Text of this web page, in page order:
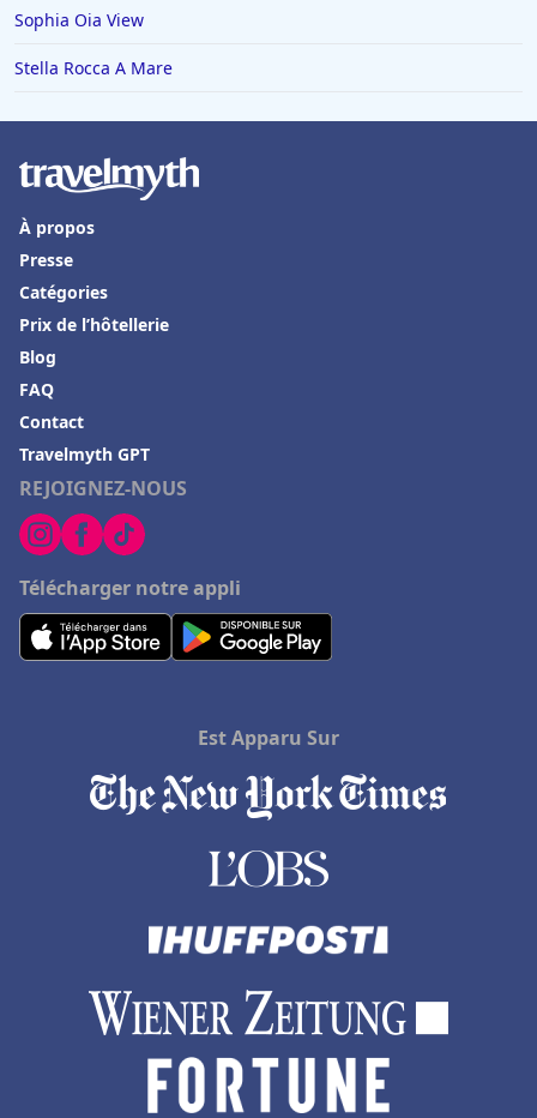
Sophia Oia View
Stella Rocca A Mare
REJOIGNEZ-NOUS
Télécharger notre appli
À propos
Presse
Catégories
Prix de l’hôtellerie
Blog
FAQ
Contact
Travelmyth GPT
Est Apparu Sur